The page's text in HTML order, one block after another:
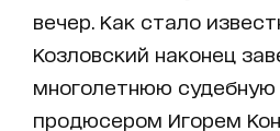
вечер. Как стало
Козловский наконец
многолетнюю
продюсером Игорем